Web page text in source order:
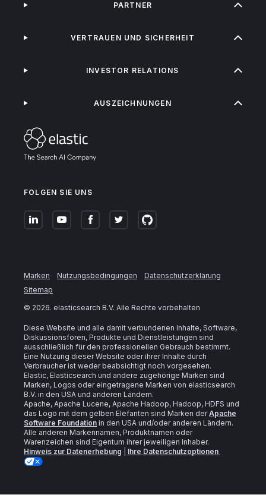
FOLGEN SIE UNS
PARTNER
VERTRAUEN UND SICHERHEIT
INVESTOR RELATIONS
AUSZEICHNUNGEN
Marken Nutzungsbedingungen
Datenschutzerklärung
Sitemap
© 2026. elasticsearch B.V. Alle Rechte vorbehalten
Diese Website und alle damit verbundenen Inhalte, Software,
Diskussionsforen, Produkte und Dienstleistungen sind
ausschließlich für den professionellen Gebrauch bestimmt.
Eine Nutzung dieser Website oder ihrer Inhalte durch
Verbraucher ist weder beabsichtigt noch vorgesehen.
Elastic, Elasticsearch und andere zugehörige Marken sind
Marken, Logos oder eingetragene Marken von elasticsearch
B.V. in den USA und anderen Ländern.
Apache, Apache Lucene, Apache Hadoop, Hadoop, HDFS und
das Logo mit dem gelben Elefanten sind Marken derApache
Software Foundation in den USA und/oder anderen Ländern.
Alle anderen Markennamen, Produktnamen oder
Warenzeichen sind Eigentum ihrer jeweiligen Inhaber.
Hinweis zur Datenerhebung
Ihre Datenschutzoptionen